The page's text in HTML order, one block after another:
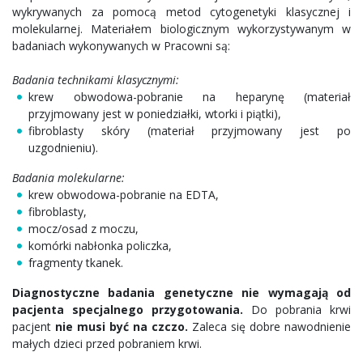
wykrywanych za pomocą metod cytogenetyki klasycznej i
molekularnej. Materiałem biologicznym wykorzystywanym w
badaniach wykonywanych w Pracowni są:
Badania technikami klasycznymi:
krew obwodowa-pobranie na heparynę (materiał
przyjmowany jest w poniedziałki, wtorki i piątki),
fibroblasty skóry (materiał przyjmowany jest po
uzgodnieniu).
Badania molekularne:
krew obwodowa-pobranie na EDTA,
fibroblasty,
mocz/osad z moczu,
komórki nabłonka policzka,
fragmenty tkanek.
Diagnostyczne badania genetyczne nie wymagają od
pacjenta specjalnego przygotowania. Do pobrania krwi
pacjent nie musi być na czczo. Zaleca się dobre nawodnienie
małych dzieci przed pobraniem krwi.